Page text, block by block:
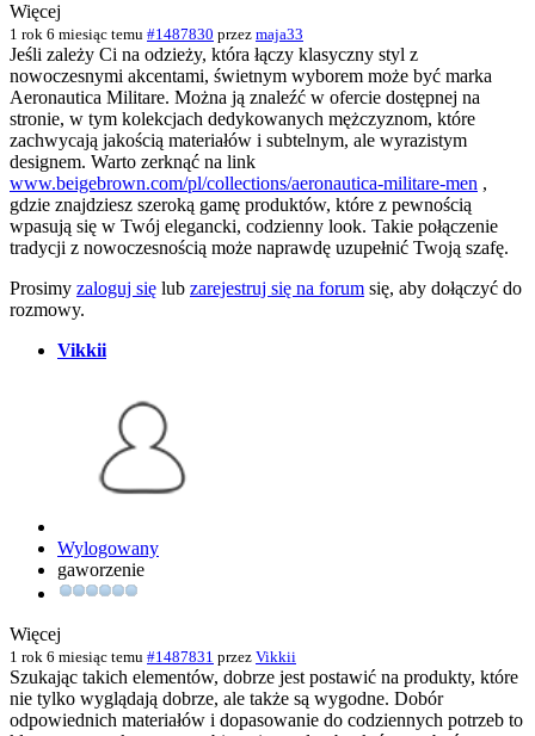
Więcej
1 rok 6 miesiąc temu #1487830 przez maja33
Jeśli zależy Ci na odzieży, która łączy klasyczny styl z
nowoczesnymi akcentami, świetnym wyborem może być marka
Aeronautica Militare. Można ją znaleźć w ofercie dostępnej na
stronie, w tym kolekcjach dedykowanych mężczyznom, które
zachwycają jakością materiałów i subtelnym, ale wyrazistym
designem. Warto zerknąć na link
www.beigebrown.com/pl/collections/aeronautica-militare-men ,
gdzie znajdziesz szeroką gamę produktów, które z pewnością
wpasują się w Twój elegancki, codzienny look. Takie połączenie
tradycji z nowoczesnością może naprawdę uzupełnić Twoją szafę.
Prosimy zaloguj się lub zarejestruj się na forum się, aby dołączyć do
rozmowy.
Vikkii
Wylogowany
gaworzenie
Więcej
1 rok 6 miesiąc temu #1487831 przez Vikkii
Szukając takich elementów, dobrze jest postawić na produkty, które
nie tylko wyglądają dobrze, ale także są wygodne. Dobór
odpowiednich materiałów i dopasowanie do codziennych potrzeb to